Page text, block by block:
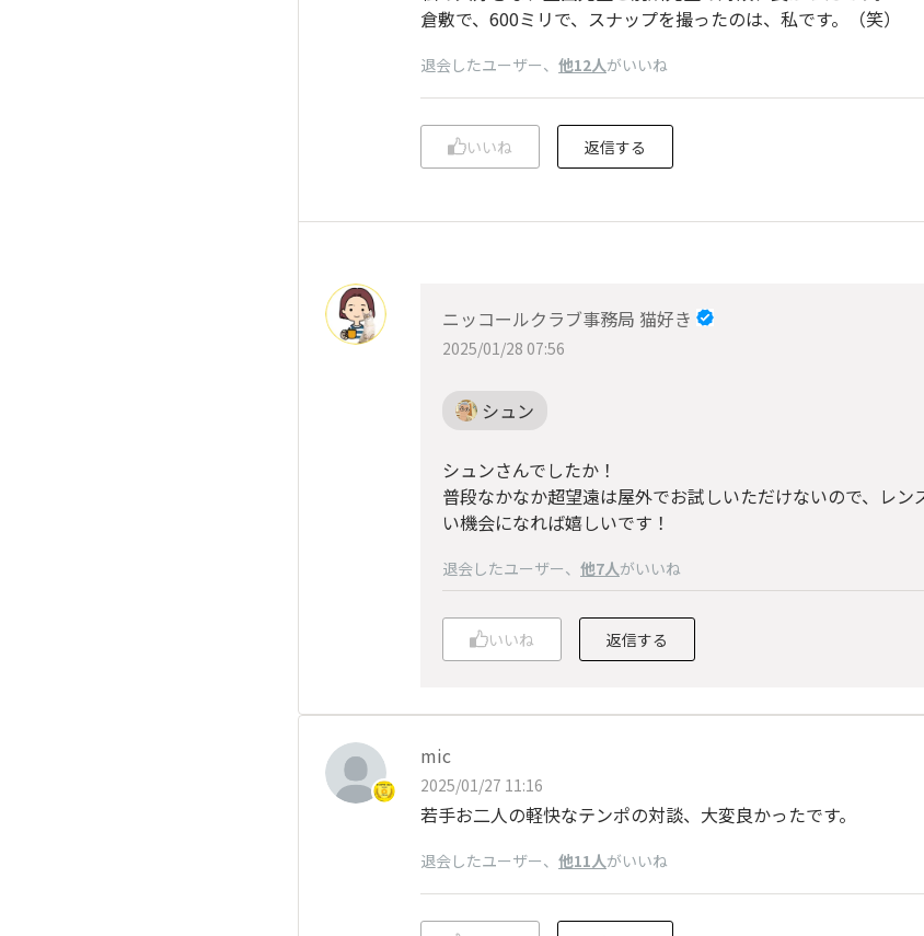
倉敷で、600ミリで、スナップを撮ったのは、私です。（笑）
退会したユーザー、 他12人がいいね
いいね 返信する
ニッコールクラブ事務局 猫好き
2025/01/28 07:56
シュン
シュンさんでしたか！
普段なかなか超望遠は屋外でお試しいただけないので、レン
い機会になれば嬉しいです！
退会したユーザー、 他7人がいいね
いいね 返信する
mic
2025/01/27 11:16
若手お二人の軽快なテンポの対談、大変良かったです。
退会したユーザー、 他11人がいいね